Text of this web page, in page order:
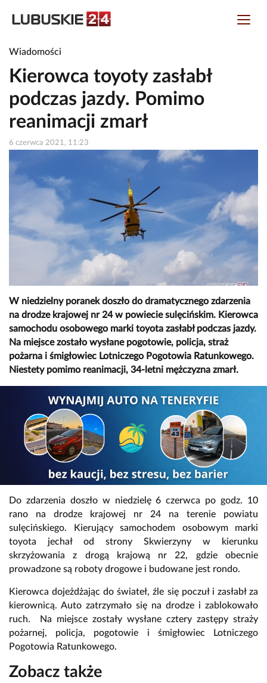
Wiadomości
Kierowca toyoty zasłabł
podczas jazdy. Pomimo
reanimacji zmarł
6 czerwca 2021, 11:23
W niedzielny poranek doszło do dramatycznego zdarzenia
na drodze krajowej nr 24 w powiecie sulęcińskim. Kierowca
samochodu osobowego marki toyota zasłabł podczas jazdy.
Na miejsce zostało wysłane pogotowie, policja, straż
pożarna i śmigłowiec Lotniczego Pogotowia Ratunkowego.
Niestety pomimo reanimacji, 34-letni mężczyzna zmarł.
Do zdarzenia doszło w niedzielę 6 czerwca po godz. 10
rano na drodze krajowej nr 24 na terenie powiatu
sulęcińskiego. Kierujący samochodem osobowym marki
toyota jechał od strony Skwierzyny w kierunku
skrzyżowania z drogą krajową nr 22, gdzie obecnie
prowadzone są roboty drogowe i budowane jest rondo.
Kierowca dojeżdżając do świateł, źle się poczuł i zasłabł za
kierownicą. Auto zatrzymało się na drodze i zablokowało
ruch. Na miejsce zostały wysłane cztery zastępy straży
pożarnej, policja, pogotowie i śmigłowiec Lotniczego
Pogotowia Ratunkowego.
Zobacz także